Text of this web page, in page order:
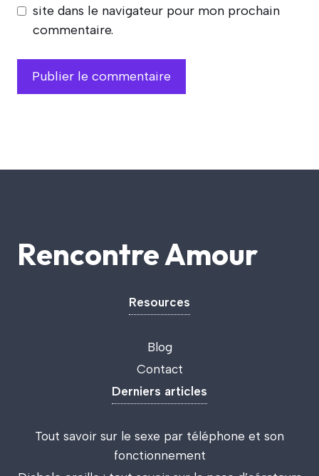
site dans le navigateur pour mon prochain
commentaire.
Rencontre Amour
Resources
Blog
Contact
Derniers articles
Tout savoir sur le sexe par téléphone et son
fonctionnement